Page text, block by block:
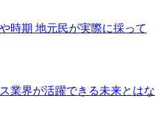
時期 地元民が実際に採って
業界が活躍できる未来とはな